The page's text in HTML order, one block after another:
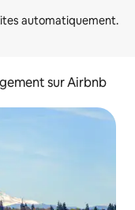
sur Airbnb